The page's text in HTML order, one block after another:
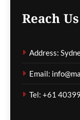
Reach Us
Address:
Email:
Tel: +61